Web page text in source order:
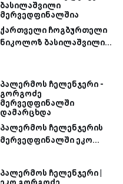
ბასილაშვილი
მერვედფინალშია
ქართველი ჩოგბურთელი
ნიკოლოზ ბასილაშვილი...
პალერმოს ჩელენჯერი -
გორგოძე
მერვედფინალში
დამარცხდა
პალერმოს ჩელენჯერის
მერვედფინალში ეკო...
პალერმოს ჩელენჯერი |